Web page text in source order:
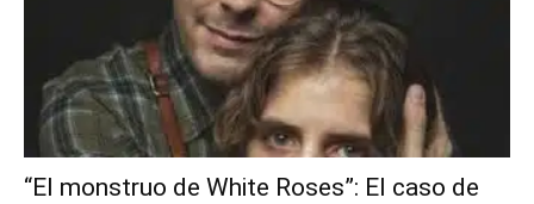
“El monstruo de White Roses”: El caso de